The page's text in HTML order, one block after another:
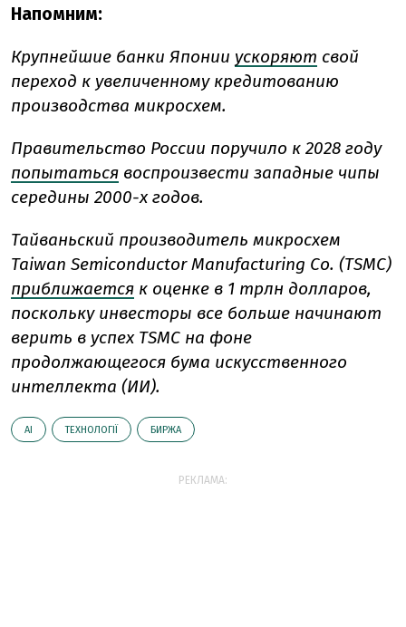
Напомним:
Крупнейшие банки Японии ускоряют свой
переход к увеличенному кредитованию
производства микросхем.
Правительство России поручило к 2028 году
попытаться воспроизвести западные чипы
середины 2000-х годов.
Тайваньский производитель микросхем
Taiwan Semiconductor Manufacturing Co. (TSMC)
приближается к оценке в 1 трлн долларов,
поскольку инвесторы все больше начинают
верить в успех TSMC на фоне
продолжающегося бума искусственного
интеллекта (ИИ).
AI ТЕХНОЛОГІЇ БИРЖА
РЕКЛАМА: